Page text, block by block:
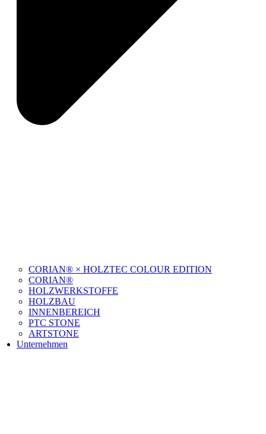
CORIAN® × HOLZTEC COLOUR EDITION
CORIAN®
HOLZWERKSTOFFE
HOLZBAU
INNENBEREICH
PTC STONE
ARTSTONE
Unternehmen